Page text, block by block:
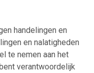
handelingen en
en nalatigheden
te nemen aan het
verantwoordelijk